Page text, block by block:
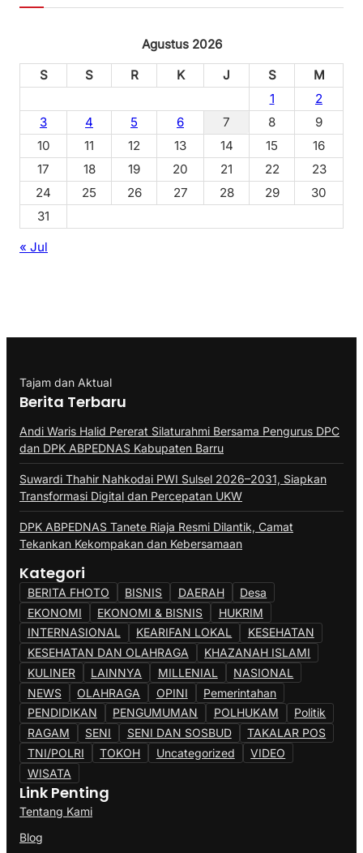
Agustus 2026
S
S R K J S
M
1
2
3
4 5 6 7 8
9
10
11 12 13 14 15
16
17
18 19 20 21 22
23
24
25 26 27 28 29
30
31
« Jul
Tajam dan Aktual
Berita Terbaru
Andi Waris Halid Pererat Silaturahmi Bersama Pengurus DPC
dan DPK ABPEDNAS Kabupaten Barru
Suwardi Thahir Nahkodai PWI Sulsel 2026–2031, Siapkan
Transformasi Digital dan Percepatan UKW
DPK ABPEDNAS Tanete Riaja Resmi Dilantik, Camat
Tekankan Kekompakan dan Kebersamaan
Kategori
BERITA FHOTO BISNIS DAERAH
Desa
EKONOMI
EKONOMI & BISNIS
HUKRIM
INTERNASIONAL
KEARIFAN LOKAL
KESEHATAN
KESEHATAN DAN OLAHRAGA
KHAZANAH ISLAMI
KULINER
LAINNYA MILLENIAL
NASIONAL
NEWS
OLAHRAGA OPINI
Pemerintahan
PENDIDIKAN
PENGUMUMAN POLHUKAM
Politik
RAGAM
SENI SENI DAN SOSBUD
TAKALAR POS
TNI/POLRI
TOKOH Uncategorized
VIDEO
WISATA
Link Penting
Tentang Kami
Blog